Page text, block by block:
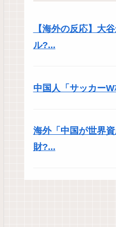
【海外の反応】大
ル?...
中国人「サッカー
海外「中国が世界資
財?...